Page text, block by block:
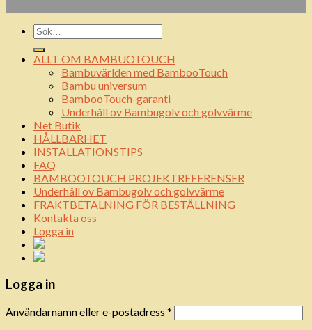
ALLT OM BAMBUOTOUCH
Bambuvärlden med BambooTouch
Bambu universum
BambooTouch-garanti
Underhåll ov Bambugolv och golvvärme
Net Butik
HÅLLBARHET
INSTALLATIONSTIPS
FAQ
BAMBOOTOUCH PROJEKTREFERENSER
Underhåll ov Bambugolv och golvvärme
FRAKTBETALNING FÖR BESTÄLLNING
Kontakta oss
Logga in
Logga in
Användarnamn eller e-postadress *